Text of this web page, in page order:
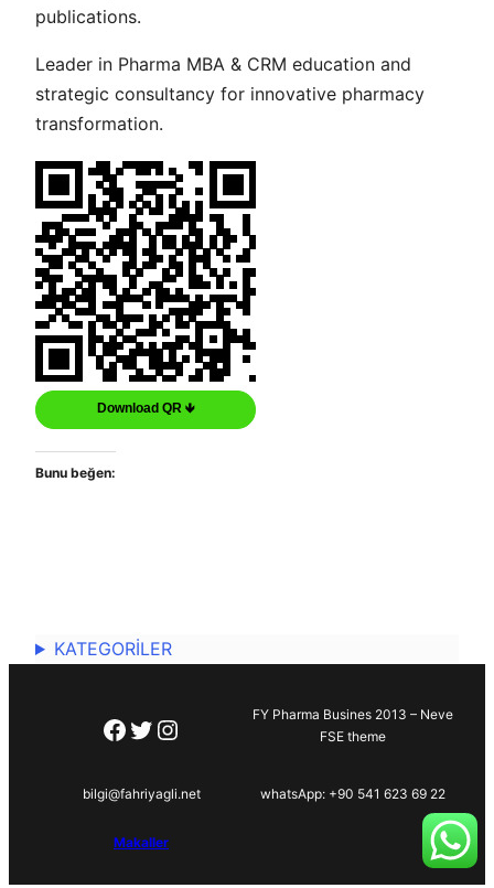
publications.
Leader in Pharma MBA & CRM education and
strategic consultancy for innovative pharmacy
transformation.
Download QR 🡻
Bunu beğen:
KATEGORİLER
Facebook
Twitter
InstagramFY Pharma Busines 2013 – Neve
FSE theme
bilgi@fahriyagli.net whatsApp: +90 541 623 69 22
Makaller